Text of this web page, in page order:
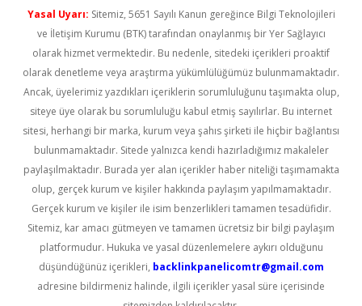
Yasal Uyarı: Sitemiz, 5651 Sayılı Kanun gereğince Bilgi Teknolojileri
ve İletişim Kurumu (BTK) tarafından onaylanmış bir Yer Sağlayıcı
olarak hizmet vermektedir. Bu nedenle, sitedeki içerikleri proaktif
olarak denetleme veya araştırma yükümlülüğümüz bulunmamaktadır.
Ancak, üyelerimiz yazdıkları içeriklerin sorumluluğunu taşımakta olup,
siteye üye olarak bu sorumluluğu kabul etmiş sayılırlar. Bu internet
sitesi, herhangi bir marka, kurum veya şahıs şirketi ile hiçbir bağlantısı
bulunmamaktadır. Sitede yalnızca kendi hazırladığımız makaleler
paylaşılmaktadır. Burada yer alan içerikler haber niteliği taşımamakta
olup, gerçek kurum ve kişiler hakkında paylaşım yapılmamaktadır.
Gerçek kurum ve kişiler ile isim benzerlikleri tamamen tesadüfidir.
Sitemiz, kar amacı gütmeyen ve tamamen ücretsiz bir bilgi paylaşım
platformudur. Hukuka ve yasal düzenlemelere aykırı olduğunu
düşündüğünüz içerikleri, backlinkpanelicomtr@gmail.com
adresine bildirmeniz halinde, ilgili içerikler yasal süre içerisinde